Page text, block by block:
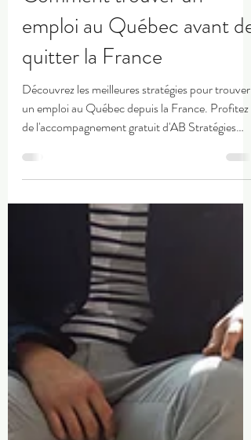
Comment trouver un
emploi au Québec avant de
quitter la France
Découvrez les meilleures stratégies pour trouver
un emploi au Québec depuis la France. Profitez
Équilibre !